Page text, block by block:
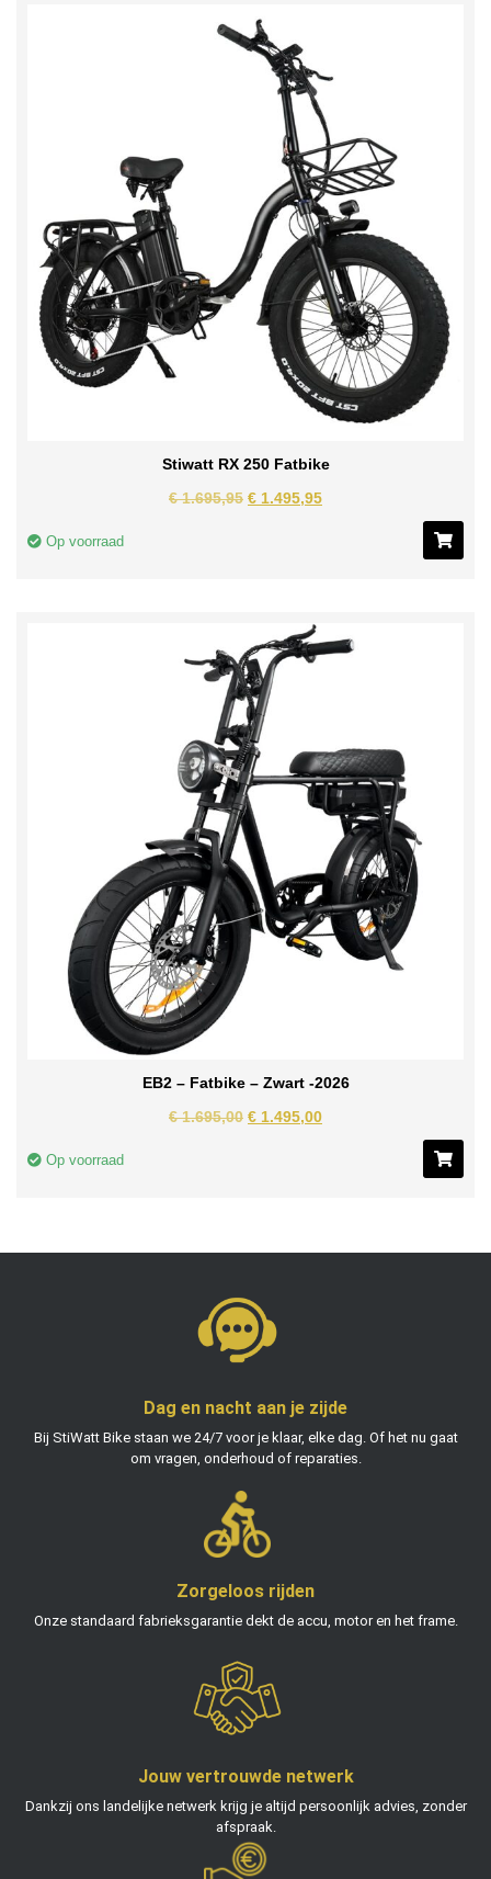
Stiwatt RX 250 Fatbike
€1.695,95 € 1.495,95
Op voorraad
EB2 – Fatbike – Zwart -2026
€1.695,00 € 1.495,00
Op voorraad
Dag en nacht aan je zijde
Bij StiWatt Bike staan we 24/7 voor je klaar, elke dag. Of het nu gaat
om vragen, onderhoud of reparaties.
Zorgeloos rijden
Onze standaard fabrieksgarantie dekt de accu, motor en het frame.
Jouw vertrouwde netwerk
Dankzij ons landelijke netwerk krijg je altijd persoonlijk advies, zonder
afspraak.